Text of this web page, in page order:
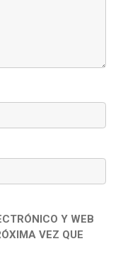
Y WEB
VEZ QUE